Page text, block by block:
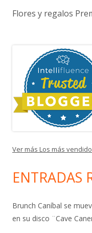
Flores y regalos
Ver más Los más
ENTRADAS
Brunch Caníbal se
en su disco ¨Cave